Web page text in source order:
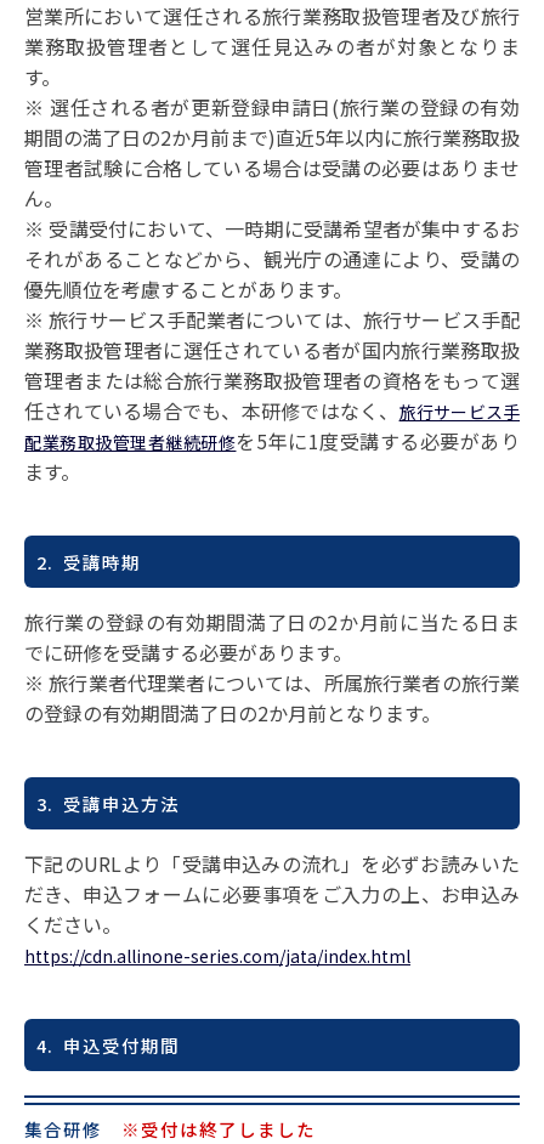
営業所において選任される旅行業務取扱管理者及び旅行
業務取扱管理者として選任見込みの者が対象となりま
す。
※ 選任される者が更新登録申請日(旅行業の登録の有効
期間の満了日の2か月前まで)直近5年以内に旅行業務取扱
管理者試験に合格している場合は受講の必要はありませ
ん。
※ 受講受付において、一時期に受講希望者が集中するお
それがあることなどから、観光庁の通達により、受講の
優先順位を考慮することがあります。
※ 旅行サービス手配業者については、旅行サービス手配
業務取扱管理者に選任されている者が国内旅行業務取扱
管理者または総合旅行業務取扱管理者の資格をもって選
任されている場合でも、本研修ではなく、 旅行サービス手
配業務取扱管理者継続研修を5年に1度受講する必要があり
ます。
2. 受講時期
旅行業の登録の有効期間満了日の2か月前に当たる日ま
でに研修を受講する必要があります。
※ 旅行業者代理業者については、所属旅行業者の旅行業
の登録の有効期間満了日の2か月前となります。
3. 受講申込方法
下記のURLより「受講申込みの流れ」を必ずお読みいた
だき、申込フォームに必要事項をご入力の上、お申込み
ください。
https://cdn.allinone-series.com/jata/index.html
4. 申込受付期間
集合研修 ※受付は終了しました